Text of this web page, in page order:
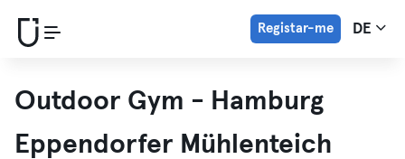
Registar-me DE
Outdoor Gym - Hamburg
Eppendorfer Mühlenteich